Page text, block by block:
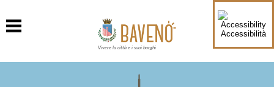
Accessibilità
Vivere la città e i suoi borghi